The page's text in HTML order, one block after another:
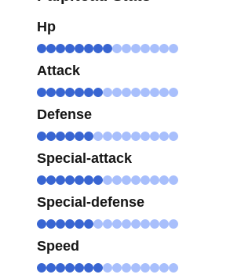
Hp
Attack
Defense
Special-attack
Special-defense
Speed